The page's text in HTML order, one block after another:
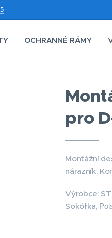
OCHRANNÉ RÁMY
pro
Montážní
nárazník.
Výrobce:
Sokółka,